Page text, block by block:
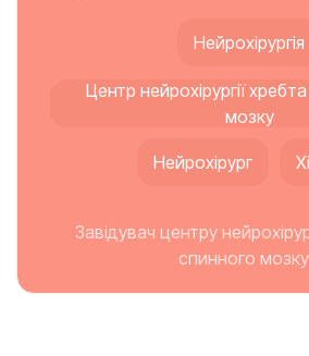
Нейрохірургія
Центр нейрохірургії
мозку
Нейрохірург
Завідувач центру
спинного мозку